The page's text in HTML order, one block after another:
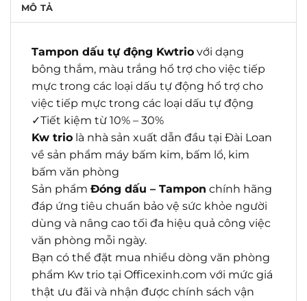
MÔ TẢ
Tampon dấu tự động Kwtrio với dạng
bông thắm, màu trắng hổ trợ cho việc tiếp
mực trong các loại dấu tự động hổ trợ cho
việc tiếp mực trong các loại dấu tự động
✓Tiết kiệm từ 10% – 30%
Kw trio là nhà sản xuất dẫn đầu tại Đài Loan
về sản phẩm máy bấm kim, bấm lổ, kim
bấm văn phòng
Sản phẩm Đóng dấu – Tampon chính hãng
đáp ứng tiêu chuẩn bảo vệ sức khỏe người
dùng và nâng cao tối đa hiệu quả công việc
văn phòng mỗi ngày.
Bạn có thể đặt mua nhiều dòng văn phòng
phẩm Kw trio tại Officexinh.com với mức giá
thật ưu đãi và nhận được chính sách vận